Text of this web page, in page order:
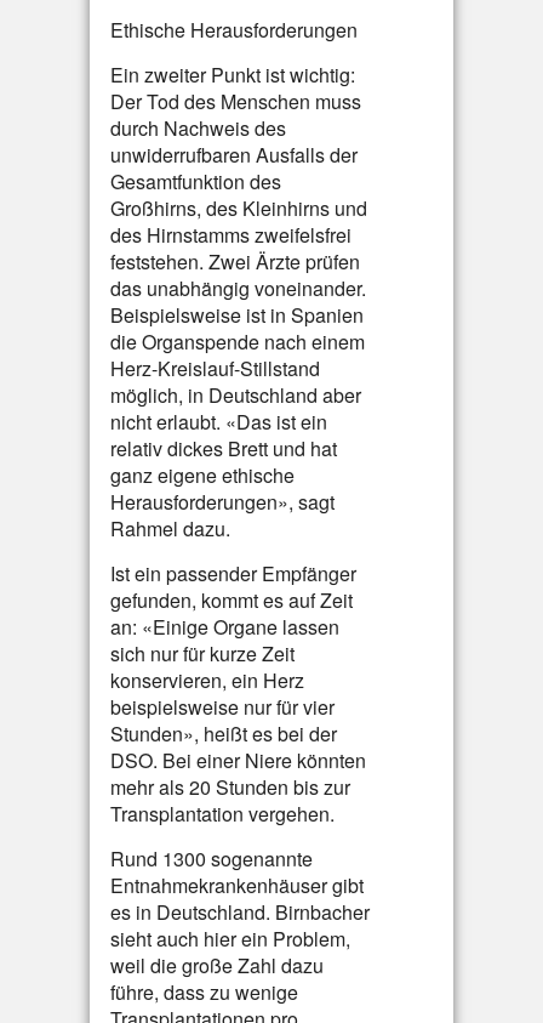
Ethische Herausforderungen
Ein zweiter Punkt ist wichtig:
Der Tod des Menschen muss
durch Nachweis des
unwiderrufbaren Ausfalls der
Gesamtfunktion des
Großhirns, des Kleinhirns und
des Hirnstamms zweifelsfrei
feststehen. Zwei Ärzte prüfen
das unabhängig voneinander.
Beispielsweise ist in Spanien
die Organspende nach einem
Herz-Kreislauf-Stillstand
möglich, in Deutschland aber
nicht erlaubt. «Das ist ein
relativ dickes Brett und hat
ganz eigene ethische
Herausforderungen», sagt
Rahmel dazu.
Ist ein passender Empfänger
gefunden, kommt es auf Zeit
an: «Einige Organe lassen
sich nur für kurze Zeit
konservieren, ein Herz
beispielsweise nur für vier
Stunden», heißt es bei der
DSO. Bei einer Niere könnten
mehr als 20 Stunden bis zur
Transplantation vergehen.
Rund 1300 sogenannte
Entnahmekrankenhäuser gibt
es in Deutschland. Birnbacher
sieht auch hier ein Problem,
weil die große Zahl dazu
führe, dass zu wenige